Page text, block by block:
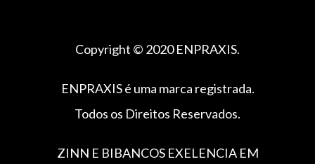
Copyright © 2020 ENPRAXIS.
ENPRAXIS é uma marca registrada.
Todos os Direitos Reservados.
ZINN E BIBANCOS EXELENCIA EM